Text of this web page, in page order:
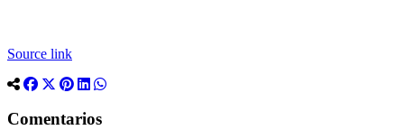
Source link
Comentarios